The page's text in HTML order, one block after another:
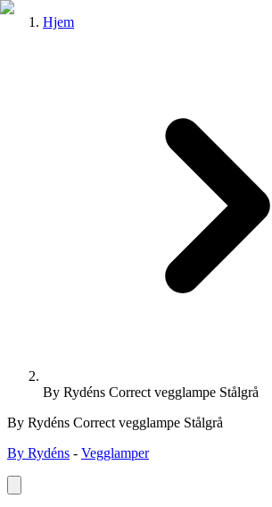
Hjem
By Rydéns Correct vegglampe Stålgrå
By Rydéns Correct vegglampe Stålgrå
By Rydéns - Vegglamper